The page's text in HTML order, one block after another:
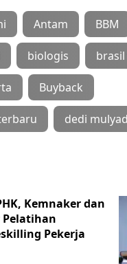
Antam BBM
biologis
Buyback
dedi
Kemnaker dan
Pelatihan
Pekerja